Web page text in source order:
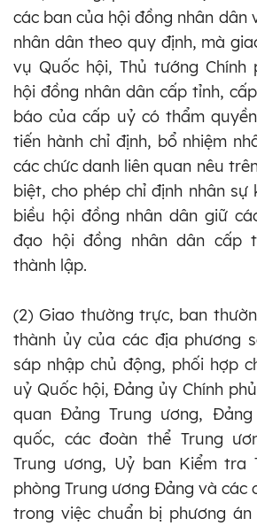
các ban của hội đồng nhân dân
nhân dân theo quy định, mà
vụ Quốc hội, Thủ tướng Chính
hội đồng nhân dân cấp tỉnh,
báo của cấp uỷ có thẩm
tiến hành chỉ định, bổ nhiệm
các chức danh liên quan nêu
biệt, cho phép chỉ định nhân sự
biều hội đồng nhân dân giữ
đạo hội đồng nhân dân cấp
thành lập.
(2) Giao thường trực, ban
thành ủy của các địa phương
sáp nhập chủ động, phối hợp
uỷ Quốc hội, Đảng ủy Chính
quan Đảng Trung ương,
quốc, các đoàn thể Trung
Trung ương, Uỷ ban Kiểm tra
phòng Trung ương Đảng và các
trong việc chuẩn bị phương